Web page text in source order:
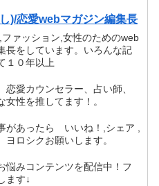
)/恋愛webマガジン編集長
ァッション,女性のためのweb
長をしています。いろんな記
１０年以上
恋愛カウンセラー、占い師、
女性を推してます！。
があったら いいね！,シェア ,
ロシクお願いします。
悩みコンテンツを配信中！フ
ます↓